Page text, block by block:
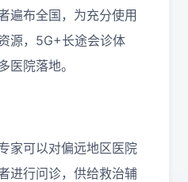
遍布全国，为充分使用
源，5G+长途会诊体
医院落地。
家可以对偏远地区医院
进行问诊，供给救治辅